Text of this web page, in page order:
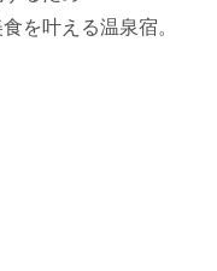
を叶える温泉宿。